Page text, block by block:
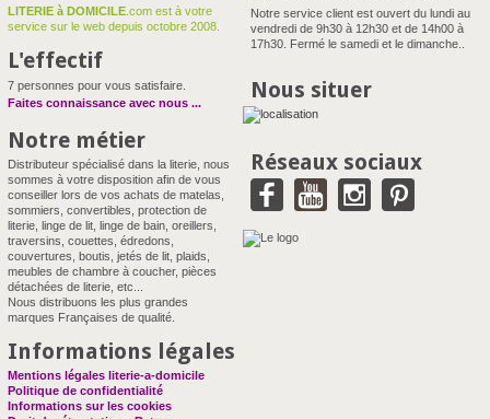
LITERIE à DOMICILE .com est à votre
service sur le web depuis octobre 2008.
L'effectif
7 personnes pour vous satisfaire.
Faites connaissance avec nous ...
Notre métier
Distributeur spécialisé dans la literie, nous
sommes à votre disposition afin de vous
conseiller lors de vos achats de matelas,
sommiers, convertibles, protection de
literie, linge de lit, linge de bain, oreillers,
traversins, couettes, édredons,
couvertures, boutis, jetés de lit, plaids,
meubles de chambre à coucher, pièces
détachées de literie, etc...
Nous distribuons les plus grandes
marques Françaises de qualité.
Informations légales
Mentions légales literie-a-domicile
Politique de confidentialité
Informations sur les cookies
Notre service client est ouvert du lundi au
vendredi de 9h30 à 12h30 et de 14h00 à
17h30. Fermé le samedi et le dimanche..
Nous situer
Réseaux sociaux